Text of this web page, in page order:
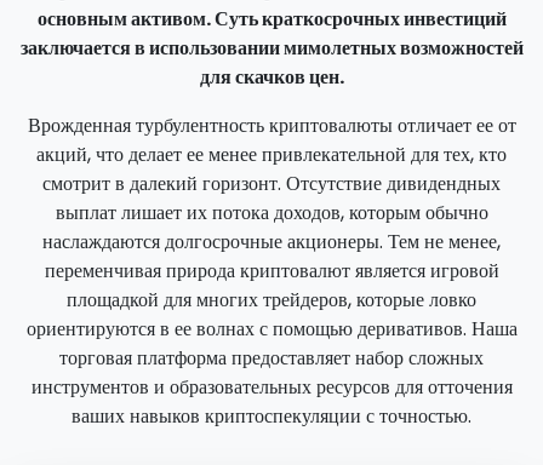
основным активом. Суть краткосрочных инвестиций
заключается в использовании мимолетных возможностей
для скачков цен.
Врожденная турбулентность криптовалюты отличает ее от
акций, что делает ее менее привлекательной для тех, кто
смотрит в далекий горизонт. Отсутствие дивидендных
выплат лишает их потока доходов, которым обычно
наслаждаются долгосрочные акционеры. Тем не менее,
переменчивая природа криптовалют является игровой
площадкой для многих трейдеров, которые ловко
ориентируются в ее волнах с помощью деривативов. Наша
торговая платформа предоставляет набор сложных
инструментов и образовательных ресурсов для отточения
ваших навыков криптоспекуляции с точностью.